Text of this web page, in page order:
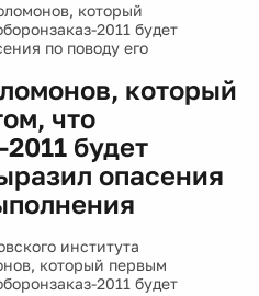
который
2011 будет
по поводу его
который
что
будет
опасения
института
который первым
2011 будет